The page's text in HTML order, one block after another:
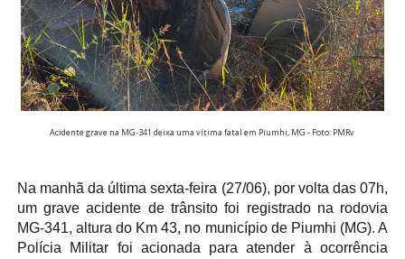
Acidente grave na MG-341 deixa uma vítima fatal em Piumhi, MG - Foto: PMRv
Na manhã da última sexta-feira (27/06), por volta das 07h,
um grave acidente de trânsito foi registrado na rodovia
MG-341, altura do Km 43, no município de Piumhi (MG). A
Polícia Militar foi acionada para atender à ocorrência